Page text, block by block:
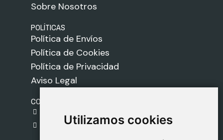
Utilizamos cookies
Utilizamos cookies
Sobre Nosotros
POLÍTICAS
Política de Envíos
Política de Cookies
Política de Privacidad
Aviso Legal
CONTACTO
C. del Pradillo, 6, 28770 Colmenar Viejo,